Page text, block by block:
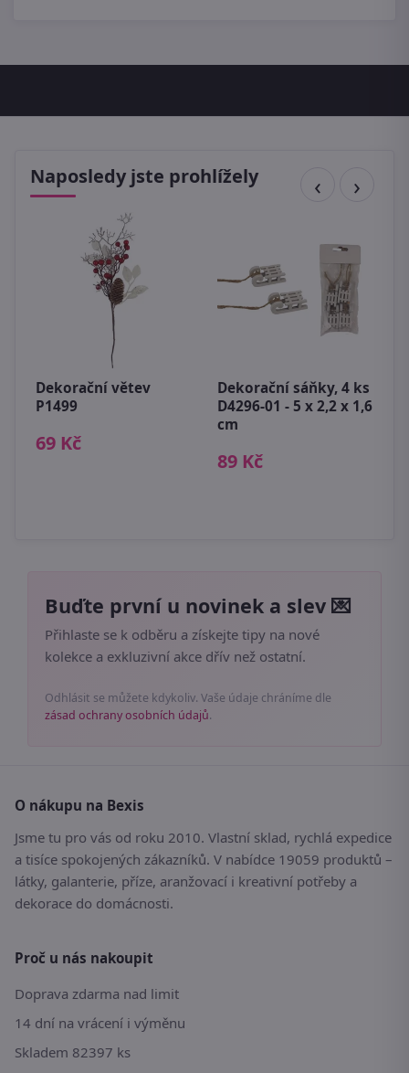
Naposledy jste prohlížely
Dekorační větev
P1499
69 Kč
Dekorační sáňky, 4 ks
D4296-01 - 5 x 2,2 x 1,6
cm
89 Kč
Buďte první u novinek a slev 💌
Přihlaste se k odběru a získejte tipy na nové
kolekce a exkluzivní akce dřív než ostatní.
Odhlásit se můžete kdykoliv. Vaše údaje chráníme dle
zásad ochrany osobních údajů.
O nákupu na Bexis
Jsme tu pro vás od roku 2010. Vlastní sklad, rychlá expedice
a tisíce spokojených zákazníků. V nabídce 19059 produktů –
látky, galanterie, příze, aranžovací i kreativní potřeby a
dekorace do domácnosti.
Proč u nás nakoupit
Doprava zdarma nad limit
14 dní na vrácení i výměnu
Skladem 82397 ks